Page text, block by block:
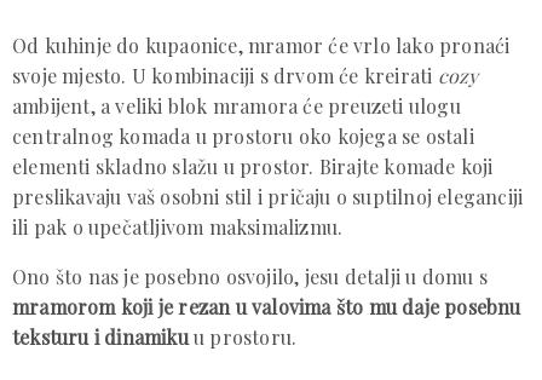
Od kuhinje do kupaonice, mramor će vrlo lako pronaći
svoje mjesto. U kombinaciji s drvom će kreirati cozy
ambijent, a veliki blok mramora će preuzeti ulogu
centralnog komada u prostoru oko kojega se ostali
elementi skladno slažu u prostor. Birajte komade koji
preslikavaju vaš osobni stil i pričaju o suptilnoj eleganciji
ili pak o upečatljivom maksimalizmu.
Ono što nas je posebno osvojilo, jesu detalji u domu s
mramorom koji je rezan u valovima što mu daje posebnu
teksturu i dinamikuu prostoru.